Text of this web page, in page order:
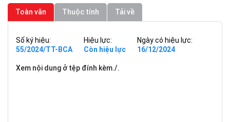
Toàn văn Thuộc tính Tải về
Số ký hiệu:
55/2024/TT-BCA
Hiệu lực:
Còn hiệu lực
Ngày có hiệu lực:
16/12/2024
Xem nội dung ở tệp đính kèm./.